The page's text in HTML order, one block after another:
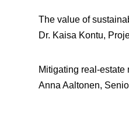
The value of
Dr. Kaisa Kontu,
Mitigating real-
Anna Aaltonen,